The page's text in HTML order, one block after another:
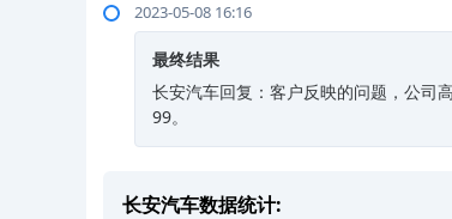
2023-05-08 16:16
最终结果
长安汽车回复：客户反映的问题，公司
99。
长安汽车数据统计: